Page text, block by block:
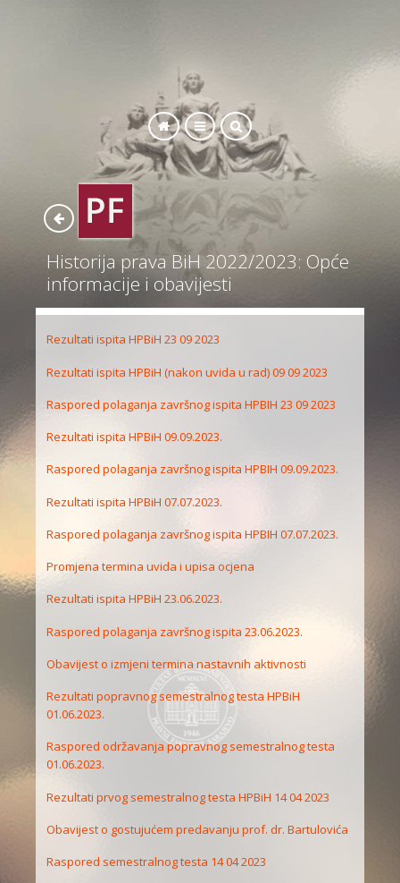
Historija prava BiH 2022/2023: Opće
informacije i obavijesti
Rezultati ispita HPBiH 23 09 2023
Rezultati ispita HPBiH (nakon uvida u rad) 09 09 2023
Raspored polaganja završnog ispita HPBIH 23 09 2023
Rezultati ispita HPBiH 09.09.2023.
Raspored polaganja završnog ispita HPBIH 09.09.2023.
Rezultati ispita HPBiH 07.07.2023.
Raspored polaganja završnog ispita HPBIH 07.07.2023.
Promjena termina uvida i upisa ocjena
Rezultati ispita HPBiH 23.06.2023.
Raspored polaganja završnog ispita 23.06.2023.
Obavijest o izmjeni termina nastavnih aktivnosti
Rezultati popravnog semestralnog testa HPBiH
01.06.2023.
Raspored održavanja popravnog semestralnog testa
01.06.2023.
Rezultati prvog semestralnog testa HPBiH 14 04 2023
Obavijest o gostujućem predavanju prof. dr. Bartulovića
Raspored semestralnog testa 14 04 2023